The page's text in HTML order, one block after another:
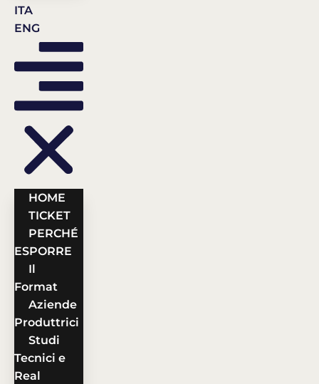
ITA
ENG
HOME
TICKET
PERCHÉ
ESPORRE
Il
Format
Aziende
Produttrici
Studi
Tecnici e
Real